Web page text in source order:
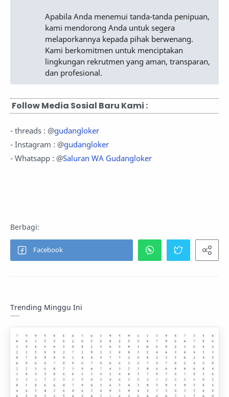
Apabila Anda menemui tanda-tanda penipuan,
kami mendorong Anda untuk segera
melaporkannya kepada pihak berwenang.
Kami berkomitmen untuk menciptakan
lingkungan rekrutmen yang aman, transparan,
dan profesional.
Follow Media Sosial Baru Kami :
- threads : @gudangloker
- Instagram : @gudangloker
- Whatsapp : @Saluran WA Gudangloker
Trending Minggu Ini